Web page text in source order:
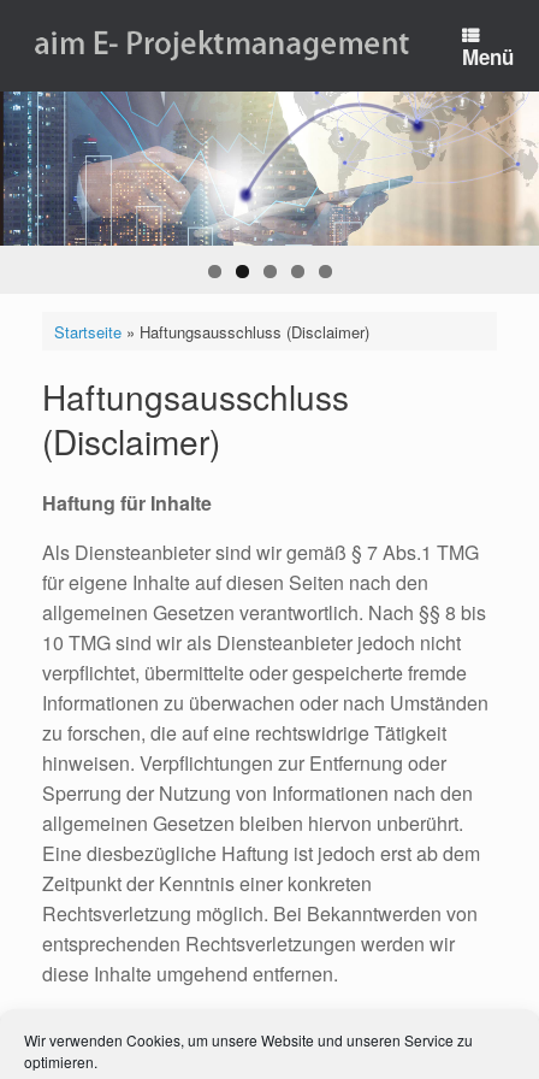
Wir verwenden Cookies, um unsere Website und unseren Service zu
optimieren.
Inhalt
springen
Menü
Startseite» Haftungsausschluss (Disclaimer)
Haftungsausschluss
(Disclaimer)
Haftung für Inhalte
Als Diensteanbieter sind wir gemäß § 7 Abs.1 TMG
für eigene Inhalte auf diesen Seiten nach den
allgemeinen Gesetzen verantwortlich. Nach §§ 8 bis
10 TMG sind wir als Diensteanbieter jedoch nicht
verpflichtet, übermittelte oder gespeicherte fremde
Informationen zu überwachen oder nach Umständen
zu forschen, die auf eine rechtswidrige Tätigkeit
hinweisen. Verpflichtungen zur Entfernung oder
Sperrung der Nutzung von Informationen nach den
allgemeinen Gesetzen bleiben hiervon unberührt.
Eine diesbezügliche Haftung ist jedoch erst ab dem
Zeitpunkt der Kenntnis einer konkreten
Rechtsverletzung möglich. Bei Bekanntwerden von
entsprechenden Rechtsverletzungen werden wir
diese Inhalte umgehend entfernen.
Unser Angebot enthält Links zu externen Webseiten